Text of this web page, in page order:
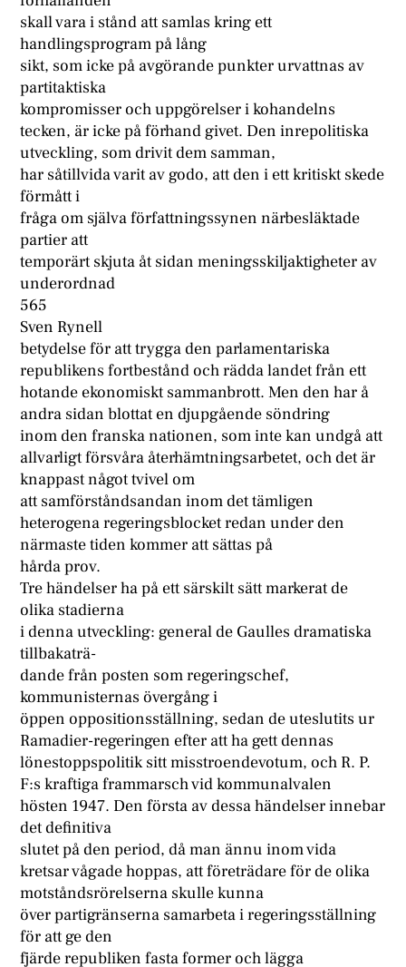
skall vara i stånd att samlas kring ett
handlingsprogram på lång
sikt, som icke på avgörande punkter urvattnas av
partitaktiska
kompromisser och uppgörelser i kohandelns
tecken, är icke på förhand givet. Den inrepolitiska
utveckling, som drivit dem samman,
har såtillvida varit av godo, att den i ett kritiskt skede
förmått i
fråga om själva författningssynen närbesläktade
partier att
temporärt skjuta åt sidan meningsskiljaktigheter av
underordnad
565
Sven Rynell
betydelse för att trygga den parlamentariska
republikens fortbestånd och rädda landet från ett
hotande ekonomiskt sammanbrott. Men den har å
andra sidan blottat en djupgående söndring
inom den franska nationen, som inte kan undgå att
allvarligt försvåra återhämtningsarbetet, och det är
knappast något tvivel om
att samförståndsandan inom det tämligen
heterogena regeringsblocket redan under den
närmaste tiden kommer att sättas på
hårda prov.
Tre händelser ha på ett särskilt sätt markerat de
olika stadierna
i denna utveckling: general de Gaulles dramatiska
tillbakaträ-
dande från posten som regeringschef,
kommunisternas övergång i
öppen oppositionsställning, sedan de uteslutits ur
Ramadier-regeringen efter att ha gett dennas
lönestoppspolitik sitt misstroendevotum, och R. P.
F:s kraftiga frammarsch vid kommunalvalen
hösten 1947. Den första av dessa händelser innebar
det definitiva
slutet på den period, då man ännu inom vida
kretsar vågade hoppas, att företrädare för de olika
motståndsrörelserna skulle kunna
över partigränserna samarbeta i regeringsställning
för att ge den
fjärde republiken fasta former och lägga